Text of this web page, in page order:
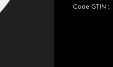
Code GTIN :